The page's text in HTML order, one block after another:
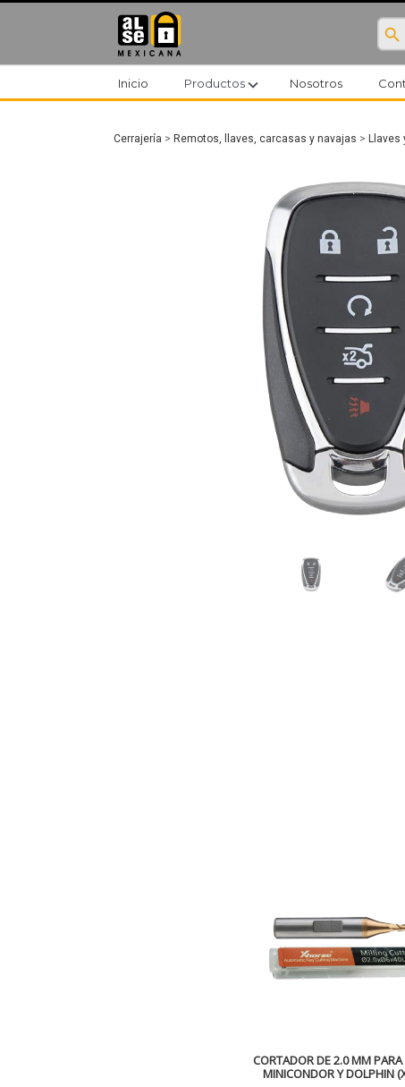
search
Inicio Productosexpand_more Nosotros
Cerrajería > Remotos, llaves, carcasas y navajas > Llaves
CORTADOR DE 2.0 MM
MINICONDOR Y DOLPHIN